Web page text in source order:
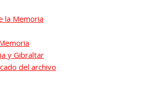
la Memoria
y Gibraltar
del archivo